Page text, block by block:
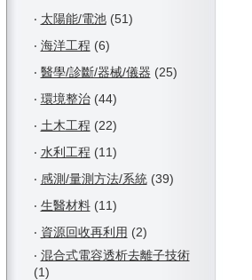
‧ 太陽能/電池(51)
‧ 海洋工程 (6)
‧ 醫學/診斷/器械/儀器 (25)
‧ 環境整治(44)
‧ 土木工程 (22)
‧ 水利工程 (11)
‧ 感測/量測方法/系統(39)
‧ 生醫材料(11)
‧ 資源回收再利用 (2)
‧ 混合式電容透析去離子技術
(1)